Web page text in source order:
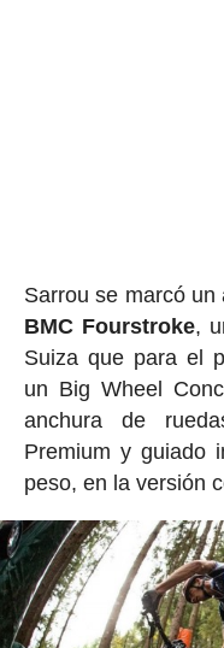
Sarrou se marcó
BMC Fourstroke,
Suiza que para el
un Big Wheel
anchura de
Premium y guiado
peso, en la versión